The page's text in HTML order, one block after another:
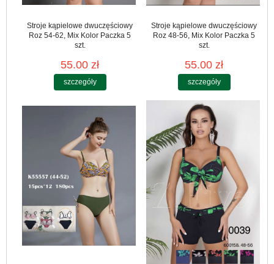
Stroje kąpielowe dwuczęściowy
Roz 54-62, Mix Kolor Paczka 5
szt.
55.00 zł
szczegóły
Stroje kąpielowe dwuczęściowy
Roz 48-56, Mix Kolor Paczka 5
szt.
55.00 zł
szczegóły